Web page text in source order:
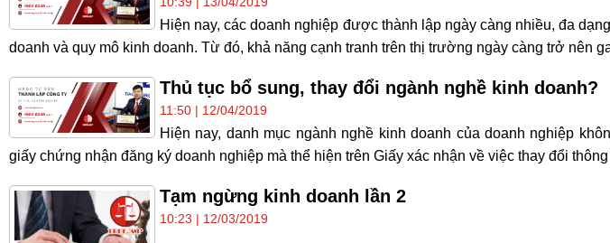
Hiện nay, các doanh nghiệp được thành lập ngày càng nhiều, đa
doanh và quy mô kinh doanh. Từ đó, khả năng cạnh tranh trên thị trường ngày càng trở nên
Thủ tục bổ sung, thay đổi ngành nghề kinh doanh?
11:50 | 12/04/2019
Hiện nay, danh mục ngành nghề kinh doanh của doanh nghiệp
giấy chứng nhận đăng ký doanh nghiệp mà thể hiện trên Giấy xác nhận về việc thay đổi
Tạm ngừng kinh doanh lần 2
10:23 | 12/03/2019